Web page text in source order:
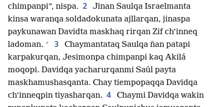
chimpanpi”, nispa. 2
Jinan Saulqa Israelmanta
kinsa waranqa soldadokunata ajllarqan, jinaspa
paykunawan Davidta maskhaq rirqan Zif ch’inneq
ladoman. + 3
Chaymantataq Saulqa ñan patapi
karpakurqan, Jesimonpa chimpanpi kaq Akilá
moqopi. Davidqa yacharurqanmi Saúl payta
maskhamushasqanta. Chay tiempopaqqa Davidqa
ch’inneqpin tiyasharqan. 4
Chaymi Davidqa wakin